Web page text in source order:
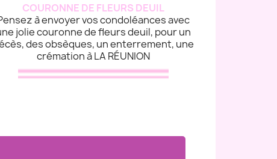
COURONNE DE FLEURS DEUIL
à envoyer vos condoléances avec
jolie couronne de fleurs deuil, pour un
des obsèques, un enterrement, une
crémation à LA RÉUNION